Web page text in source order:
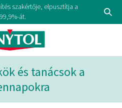
szakértője, elpusztítja a
át.
és tanácsok a